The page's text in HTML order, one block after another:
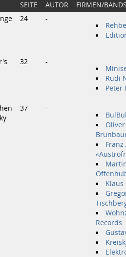
SEITE AUTOR
FIRMEN/
24 -
32 -
Rudi
Peter
37 -
Records